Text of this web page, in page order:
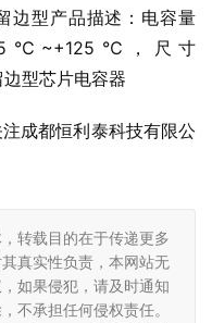
替代型号：电容量
边型产品描述：电容量
，尺寸
替代型号：电容量
，尺寸
边型产品描述：电容量